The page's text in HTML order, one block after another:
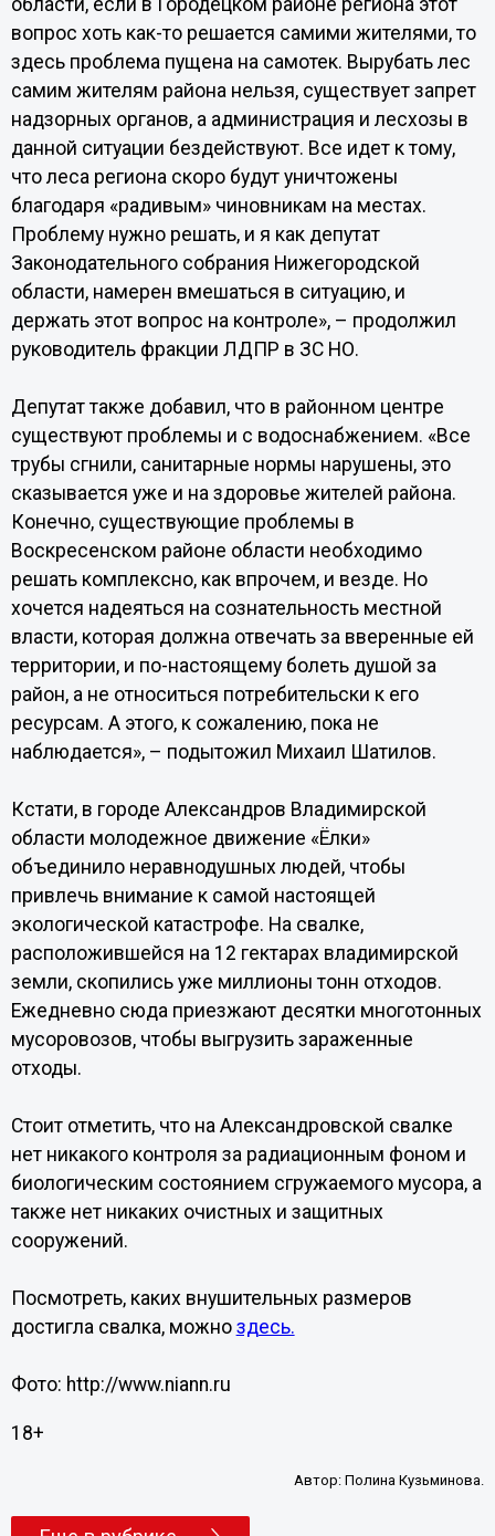
области, если в Городецком районе региона этот
вопрос хоть как-то решается самими жителями, то
здесь проблема пущена на самотек. Вырубать лес
самим жителям района нельзя, существует запрет
надзорных органов, а администрация и лесхозы в
данной ситуации бездействуют. Все идет к тому,
что леса региона скоро будут уничтожены
благодаря «радивым» чиновникам на местах.
Проблему нужно решать, и я как депутат
Законодательного собрания Нижегородской
области, намерен вмешаться в ситуацию, и
держать этот вопрос на контроле», – продолжил
руководитель фракции ЛДПР в ЗС НО.
Депутат также добавил, что в районном центре
существуют проблемы и с водоснабжением. «Все
трубы сгнили, санитарные нормы нарушены, это
сказывается уже и на здоровье жителей района.
Конечно, существующие проблемы в
Воскресенском районе области необходимо
решать комплексно, как впрочем, и везде. Но
хочется надеяться на сознательность местной
власти, которая должна отвечать за вверенные ей
территории, и по-настоящему болеть душой за
район, а не относиться потребительски к его
ресурсам. А этого, к сожалению, пока не
наблюдается», – подытожил Михаил Шатилов.
Кстати, в городе Александров Владимирской
области молодежное движение «Ёлки»
объединило неравнодушных людей, чтобы
привлечь внимание к самой настоящей
экологической катастрофе. На свалке,
расположившейся на 12 гектарах владимирской
земли, скопились уже миллионы тонн отходов.
Ежедневно сюда приезжают десятки многотонных
мусоровозов, чтобы выгрузить зараженные
отходы.
Стоит отметить, что на Александровской свалке
нет никакого контроля за радиационным фоном и
биологическим состоянием сгружаемого мусора, а
также нет никаких очистных и защитных
сооружений.
Посмотреть, каких внушительных размеров
достигла свалка, можно здесь.
Фото: http://www.niann.ru
18+
Автор:Полина Кузьминова.